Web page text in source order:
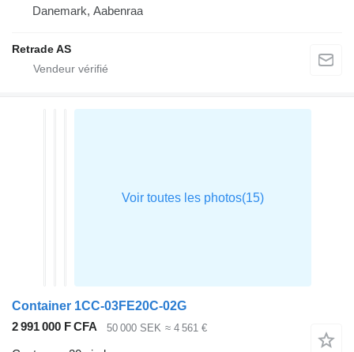
Danemark, Aabenraa
Retrade AS
Container 1CC-03FE20C-02G
2 991 000 F CFA
50 000 SEK ≈ 4 561 €